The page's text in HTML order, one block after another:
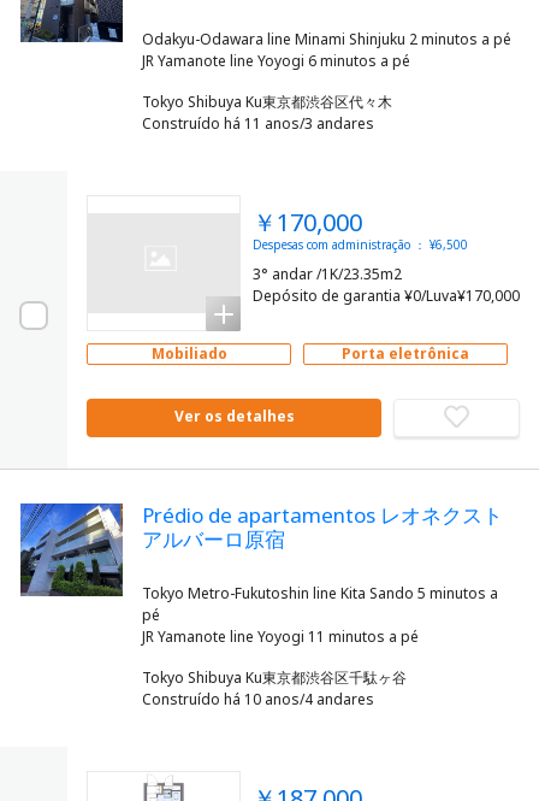
Odakyu-Odawara line Minami Shinjuku 2 minutos a pé
Tokyo Shibuya Ku東京都渋谷区代々木
Construído há 11 anos/3 andares
￥170,000
Despesas com administração ： ¥6,500
3° andar /1K/23.35m2
Depósito de garantia ¥0/Luva¥170,000
Mobiliado Porta eletrônica
Ver os detalhes
Prédio de apartamentos レオネクスト
アルバーロ原宿
Tokyo Metro-Fukutoshin line Kita Sando 5 minutos a
pé
Tokyo Shibuya Ku東京都渋谷区千駄ヶ谷
Construído há 10 anos/4 andares